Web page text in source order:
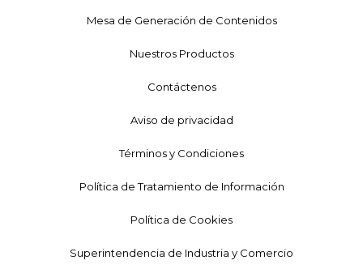
Mesa de Generación de Contenidos
Nuestros Productos
Contáctenos
Aviso de privacidad
Términos y Condiciones
Política de Tratamiento de Información
Política de Cookies
Superintendencia de Industria y Comercio